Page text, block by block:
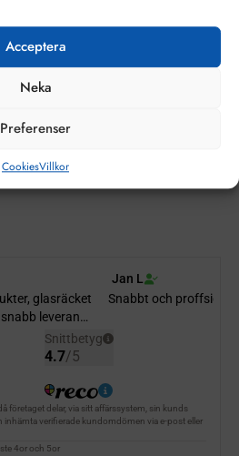
Acceptera
Neka
Preferenser
CookiesVillkor